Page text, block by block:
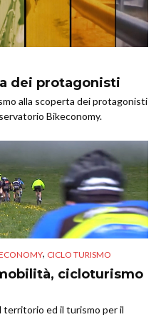
dei protagonisti
alla scoperta dei protagonisti
Bikeconomy.
, CICLO TURISMO
cicloturismo
ed il turismo per il